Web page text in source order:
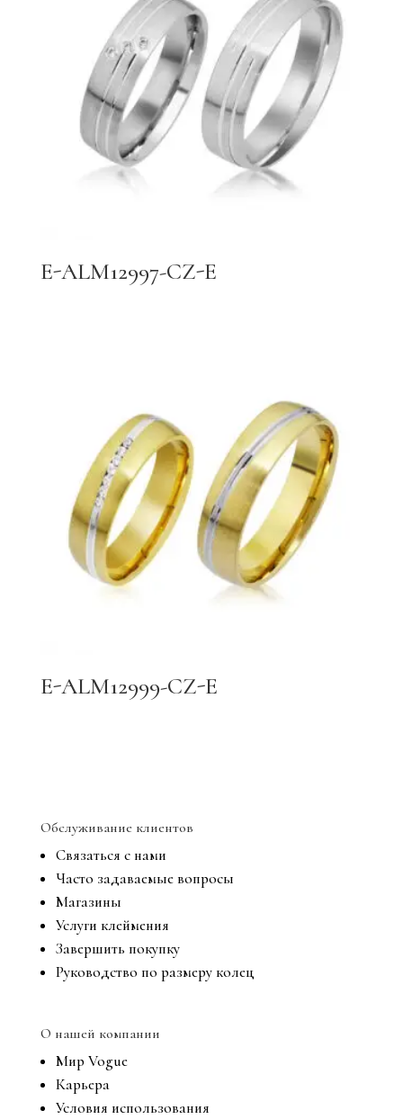
E-ALM12997-CZ-E
E-ALM12999-CZ-E
Обслуживание клиентов
Связаться с нами
Часто задаваемые вопросы
Магазины
Услуги клеймения
Завершить покупку
Руководство по размеру колец
О нашей компании
Мир Vogue
Карьера
Условия использования